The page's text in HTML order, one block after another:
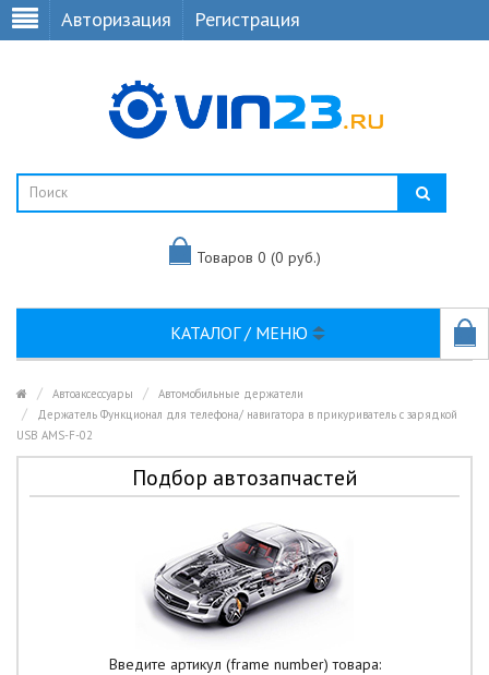
Авторизация Регистрация
Товаров 0 (0 руб.)
КАТАЛОГ / МЕНЮ
Автоаксессуары
Автомобильные держатели
Держатель Функционал для телефона/ навигатора в прикуриватель с зарядкой
USB AMS-F-02
Подбор автозапчастей
Введите артикул (frame number) товара: